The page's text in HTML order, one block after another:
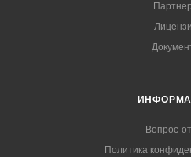
Вопрос-
Политика